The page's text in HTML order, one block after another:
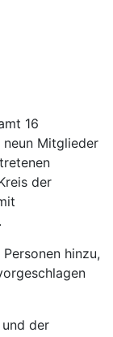
16
Mitglieder
der
hinzu,
der